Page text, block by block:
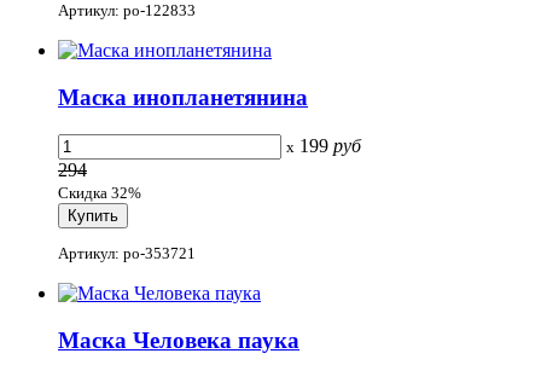
Артикул: po-122833
Маска инопланетянина
x 199 руб
294
Скидка 32%
Артикул: po-353721
Маска Человека паука